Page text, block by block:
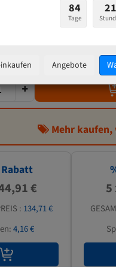
zzgl.
Mehr kaufen,
€
: 134,71 €
4,16 €
5
84
Tage
21
Angebote